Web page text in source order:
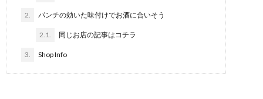
2. パンチの効いた味付けでお酒に合いそう
2.1. 同じお店の記事はコチラ
3. Shop Info